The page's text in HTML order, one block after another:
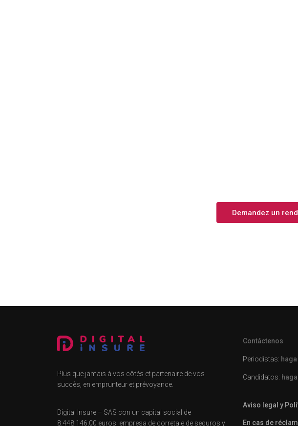
Demandez un
Plus que jamais à vos côtés et partenaire de vos
succès, en emprunteur et prévoyance.
Digital Insure – SAS con un capital social de
8.448.146,00 euros, empresa de corretaje de seguros y
Contáctenos
Periodistas:
Candidatos:
Aviso legal y
En cas de